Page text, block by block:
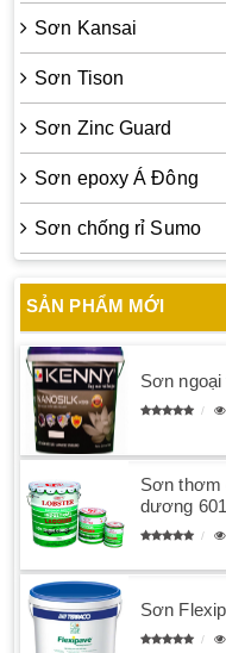
Sơn Kansai
Sơn Tison
Sơn Zinc Guard
Sơn epoxy Á Đông
Sơn chống rỉ Sumo
SẢN PHẨM MỚI
Sơn
Sơn thơm
dương 601
Sơn